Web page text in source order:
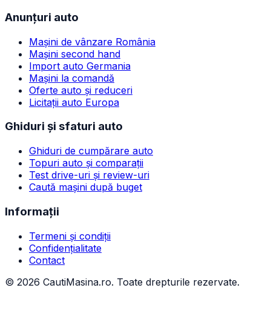
Anunțuri auto
Mașini de vânzare România
Mașini second hand
Import auto Germania
Mașini la comandă
Oferte auto și reduceri
Licitații auto Europa
Ghiduri și sfaturi auto
Ghiduri de cumpărare auto
Topuri auto și comparații
Test drive-uri și review-uri
Caută mașini după buget
Informații
Termeni și condiții
Confidențialitate
Contact
© 2026 CautiMasina.ro. Toate drepturile rezervate.